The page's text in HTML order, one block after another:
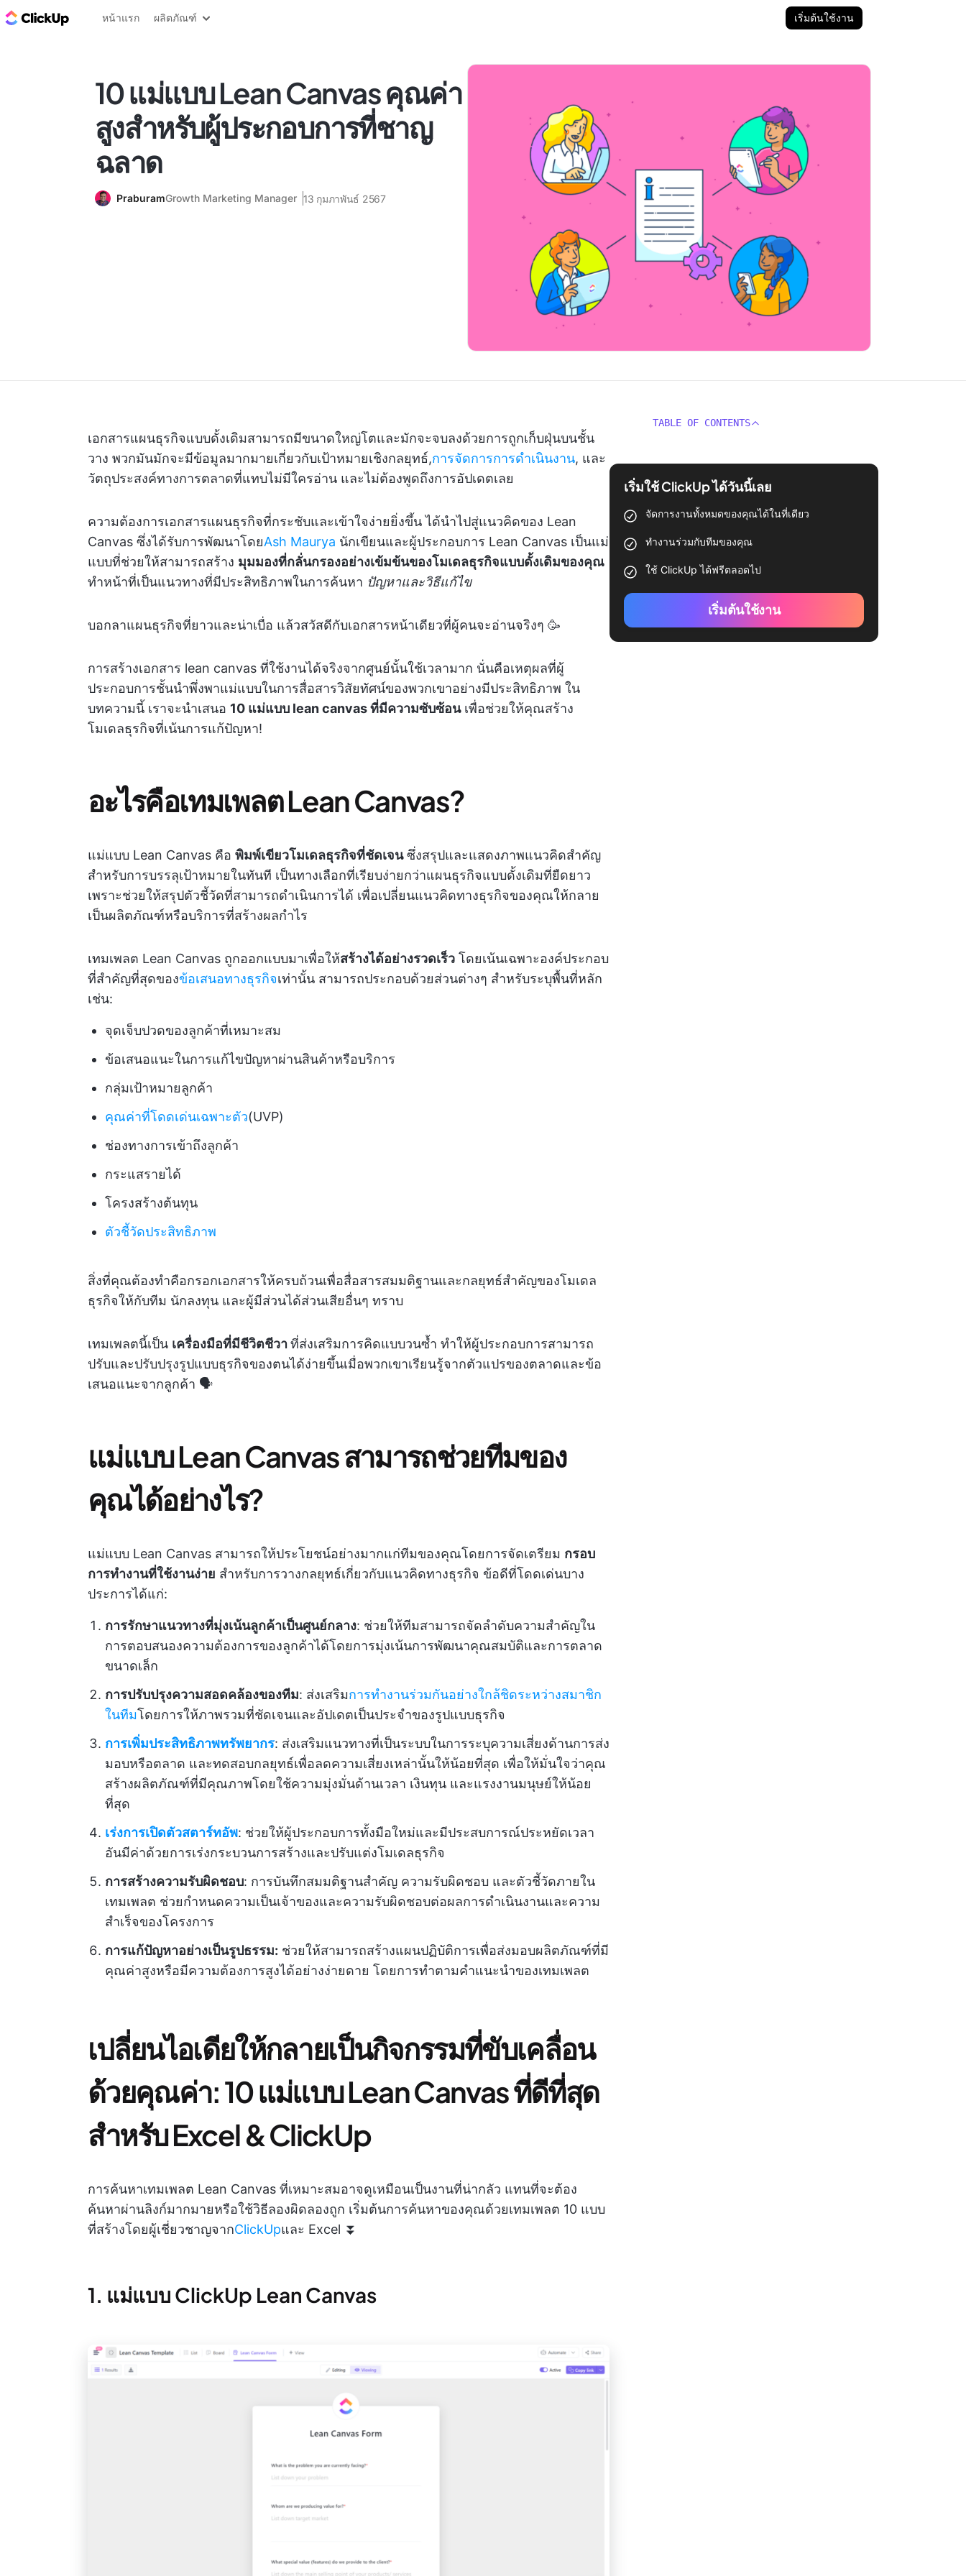
บล็อก ClickUp
หน้าแรก ผลิตภัณฑ์ เริ่มต้นใช้งาน
10 แม่แบบ Lean Canvas คุณค่า
สูงสำหรับผู้ประกอบการที่ชาญ
ฉลาด
PraburamGrowth Marketing Manager 13 กุมภาพันธ์ 2567
เอกสารแผนธุรกิจแบบดั้งเดิมสามารถมีขนาดใหญ่โตและมักจะจบลงด้วยการถูกเก็บฝุ่นบนชั้น
วาง พวกมันมักจะมีข้อมูลมากมายเกี่ยวกับเป้าหมายเชิงกลยุทธ์,การจัดการการดำเนินงาน, และ
วัตถุประสงค์ทางการตลาดที่แทบไม่มีใครอ่าน และไม่ต้องพูดถึงการอัปเดตเลย
ความต้องการเอกสารแผนธุรกิจที่กระชับและเข้าใจง่ายยิ่งขึ้น ได้นำไปสู่แนวคิดของ Lean
Canvas ซึ่งได้รับการพัฒนาโดยAsh Maurya นักเขียนและผู้ประกอบการ Lean Canvas เป็นแม่
แบบที่ช่วยให้สามารถสร้าง มุมมองที่กลั่นกรองอย่างเข้มข้นของโมเดลธุรกิจแบบดั้งเดิมของคุณ
ทำหน้าที่เป็นแนวทางที่มีประสิทธิภาพในการค้นหา ปัญหาและวิธีแก้ไข
บอกลาแผนธุรกิจที่ยาวและน่าเบื่อ แล้วสวัสดีกับเอกสารหน้าเดียวที่ผู้คนจะอ่านจริงๆ 🥳
การสร้างเอกสาร lean canvas ที่ใช้งานได้จริงจากศูนย์นั้นใช้เวลามาก นั่นคือเหตุผลที่ผู้
ประกอบการชั้นนำพึ่งพาแม่แบบในการสื่อสารวิสัยทัศน์ของพวกเขาอย่างมีประสิทธิภาพ ใน
บทความนี้ เราจะนำเสนอ 10 แม่แบบ lean canvas ที่มีความซับซ้อนเพื่อช่วยให้คุณสร้าง
โมเดลธุรกิจที่เน้นการแก้ปัญหา!
อะไรคือเทมเพลต Lean Canvas?
แม่แบบ Lean Canvas คือ พิมพ์เขียวโมเดลธุรกิจที่ชัดเจนซึ่งสรุปและแสดงภาพแนวคิดสำคัญ
สำหรับการบรรลุเป้าหมายในทันที เป็นทางเลือกที่เรียบง่ายกว่าแผนธุรกิจแบบดั้งเดิมที่ยืดยาว
เพราะช่วยให้สรุปตัวชี้วัดที่สามารถดำเนินการได้ เพื่อเปลี่ยนแนวคิดทางธุรกิจของคุณให้กลาย
เป็นผลิตภัณฑ์หรือบริการที่สร้างผลกำไร
เทมเพลต Lean Canvas ถูกออกแบบมาเพื่อให้สร้างได้อย่างรวดเร็ว โดยเน้นเฉพาะองค์ประกอบ
ที่สำคัญที่สุดของข้อเสนอทางธุรกิจเท่านั้น สามารถประกอบด้วยส่วนต่างๆ สำหรับระบุพื้นที่หลัก
เช่น:
จุดเจ็บปวดของลูกค้าที่เหมาะสม
ข้อเสนอแนะในการแก้ไขปัญหาผ่านสินค้าหรือบริการ
กลุ่มเป้าหมายลูกค้า
คุณค่าที่โดดเด่นเฉพาะตัว(UVP)
ช่องทางการเข้าถึงลูกค้า
กระแสรายได้
โครงสร้างต้นทุน
ตัวชี้วัดประสิทธิภาพ
สิ่งที่คุณต้องทำคือกรอกเอกสารให้ครบถ้วนเพื่อสื่อสารสมมติฐานและกลยุทธ์สำคัญของโมเดล
ธุรกิจให้กับทีม นักลงทุน และผู้มีส่วนได้ส่วนเสียอื่นๆ ทราบ
เทมเพลตนี้เป็น เครื่องมือที่มีชีวิตชีวาที่ส่งเสริมการคิดแบบวนซ้ำ ทำให้ผู้ประกอบการสามารถ
ปรับและปรับปรุงรูปแบบธุรกิจของตนได้ง่ายขึ้นเมื่อพวกเขาเรียนรู้จากตัวแปรของตลาดและข้อ
เสนอแนะจากลูกค้า 🗣️
แม่แบบ Lean Canvas สามารถช่วยทีมของ
คุณได้อย่างไร?
แม่แบบ Lean Canvas สามารถให้ประโยชน์อย่างมากแก่ทีมของคุณโดยการจัดเตรียม กรอบ
การทำงานที่ใช้งานง่าย สำหรับการวางกลยุทธ์เกี่ยวกับแนวคิดทางธุรกิจ ข้อดีที่โดดเด่นบาง
ประการได้แก่:
การรักษาแนวทางที่มุ่งเน้นลูกค้าเป็นศูนย์กลาง: ช่วยให้ทีมสามารถจัดลำดับความสำคัญใน
การตอบสนองความต้องการของลูกค้าได้โดยการมุ่งเน้นการพัฒนาคุณสมบัติและการตลาด
ขนาดเล็ก
การปรับปรุงความสอดคล้องของทีม: ส่งเสริมการทำงานร่วมกันอย่างใกล้ชิดระหว่างสมาชิก
ในทีมโดยการให้ภาพรวมที่ชัดเจนและอัปเดตเป็นประจำของรูปแบบธุรกิจ
การเพิ่มประสิทธิภาพทรัพยากร: ส่งเสริมแนวทางที่เป็นระบบในการระบุความเสี่ยงด้านการส่ง
มอบหรือตลาด และทดสอบกลยุทธ์เพื่อลดความเสี่ยงเหล่านั้นให้น้อยที่สุด เพื่อให้มั่นใจว่าคุณ
สร้างผลิตภัณฑ์ที่มีคุณภาพโดยใช้ความมุ่งมั่นด้านเวลา เงินทุน และแรงงานมนุษย์ให้น้อย
ที่สุด
เร่งการเปิดตัวสตาร์ทอัพ: ช่วยให้ผู้ประกอบการทั้งมือใหม่และมีประสบการณ์ประหยัดเวลา
อันมีค่าด้วยการเร่งกระบวนการสร้างและปรับแต่งโมเดลธุรกิจ
การสร้างความรับผิดชอบ: การบันทึกสมมติฐานสำคัญ ความรับผิดชอบ และตัวชี้วัดภายใน
เทมเพลต ช่วยกำหนดความเป็นเจ้าของและความรับผิดชอบต่อผลการดำเนินงานและความ
สำเร็จของโครงการ
การแก้ปัญหาอย่างเป็นรูปธรรม: ช่วยให้สามารถสร้างแผนปฏิบัติการเพื่อส่งมอบผลิตภัณฑ์ที่มี
คุณค่าสูงหรือมีความต้องการสูงได้อย่างง่ายดาย โดยการทำตามคำแนะนำของเทมเพลต
เปลี่ยนไอเดียให้กลายเป็นกิจกรรมที่ขับเคลื่อน
ด้วยคุณค่า: 10 แม่แบบ Lean Canvas ที่ดีที่สุด
สำหรับ Excel & ClickUp
การค้นหาเทมเพลต Lean Canvas ที่เหมาะสมอาจดูเหมือนเป็นงานที่น่ากลัว แทนที่จะต้อง
ค้นหาผ่านลิงก์มากมายหรือใช้วิธีลองผิดลองถูก เริ่มต้นการค้นหาของคุณด้วยเทมเพลต 10 แบบ
ที่สร้างโดยผู้เชี่ยวชาญจากClickUpและ Excel ⏬
1. แม่แบบ ClickUp Lean Canvas
TABLE OF CONTENTS
เริ่มใช้ ClickUp ได้วันนี้เลย
จัดการงานทั้งหมดของคุณได้ในที่เดียว
ทำงานร่วมกับทีมของคุณ
ใช้ ClickUp ได้ฟรีตลอดไป
เริ่มต้นใช้งาน